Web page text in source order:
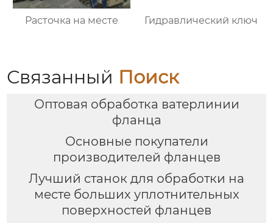
Расточка на месте Гидравлический ключ
Связанный Поиск
Оптовая обработка ватерлинии
фланца
Основные покупатели
производителей фланцев
Лучший станок для обработки на
месте больших уплотнительных
поверхностей фланцев